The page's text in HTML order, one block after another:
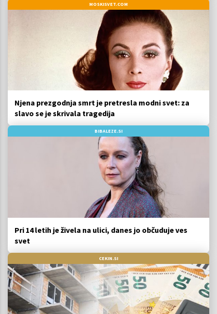
MOSKISVET.COM
Njena prezgodnja smrt je pretresla modni svet: za
slavo se je skrivala tragedija
BIBALEZE.SI
Pri 14 letih je živela na ulici, danes jo občuduje ves
svet
CEKIN.SI